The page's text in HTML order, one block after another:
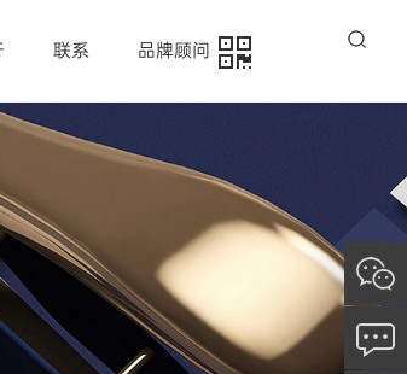
联系 品牌顾问